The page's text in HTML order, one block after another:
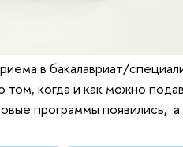
в бакалавриат/
когда и как можно
программы появились, а